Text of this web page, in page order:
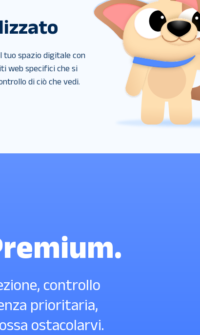
tuo spazio digitale con
web specifici che si
di ciò che vedi.
controllo
prioritaria,
ostacolarvi.